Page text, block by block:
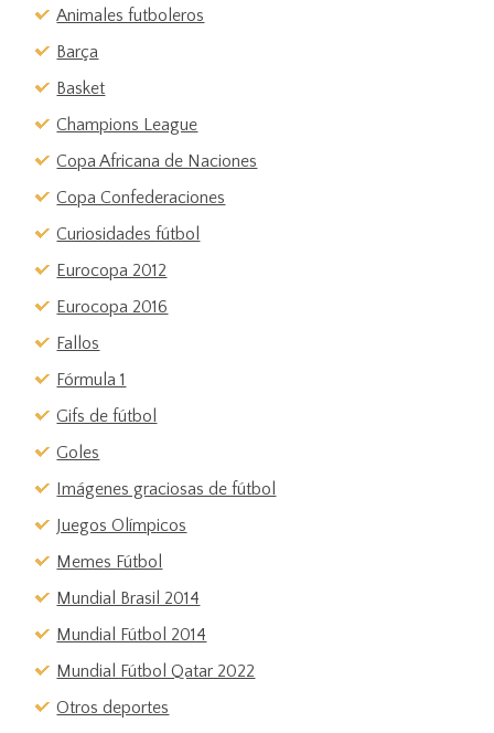
Animales futboleros
Barça
Basket
Champions League
Copa Africana de Naciones
Copa Confederaciones
Curiosidades fútbol
Eurocopa 2012
Eurocopa 2016
Fallos
Fórmula 1
Gifs de fútbol
Goles
Imágenes graciosas de fútbol
Juegos Olímpicos
Memes Fútbol
Mundial Brasil 2014
Mundial Fútbol 2014
Mundial Fútbol Qatar 2022
Otros deportes